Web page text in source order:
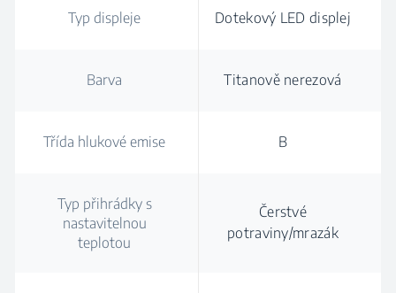
Typ displeje Dotekový LED displej
Barva Titanově nerezová
Třída hlukové emise B
Typ přihrádky s
nastavitelnou
teplotou
Čerstvé
potraviny/mrazák